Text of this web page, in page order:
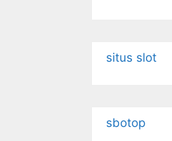
situs slot
sbotop